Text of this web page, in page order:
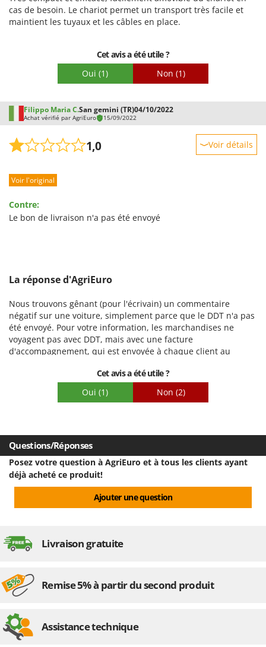
Facilité de montage
cas de besoin. Le chariot permet un transport très facile et
maintient les tuyaux et les câbles en place.
Cet avis a été utile ?
Oui (1) Non (1)
Filippo Maria C.San gemini (TR)04/10/2022
Achat vérifié par AgriEuro 15/09/2022
1,0 Voir détails
Prestations
Qualité / Prix
Voir l'original
Contre:
Le bon de livraison n'a pas été envoyé
La réponse d'AgriEuro
Nous trouvons gênant (pour l'écrivain) un commentaire
négatif sur une voiture, simplement parce que le DDT n'a pas
été envoyé. Pour votre information, les marchandises ne
voyagent pas avec DDT, mais avec une facture
d'accompagnement, qui est envoyée à chaque client au
Cet avis a été utile ?
Oui (1) Non (2)
Questions/Réponses
Posez votre question à AgriEuro et à tous les clients ayant
déjà acheté ce produit!
Ajouter une question
Livraison gratuite
Remise 5% à partir du second produit
Assistance technique